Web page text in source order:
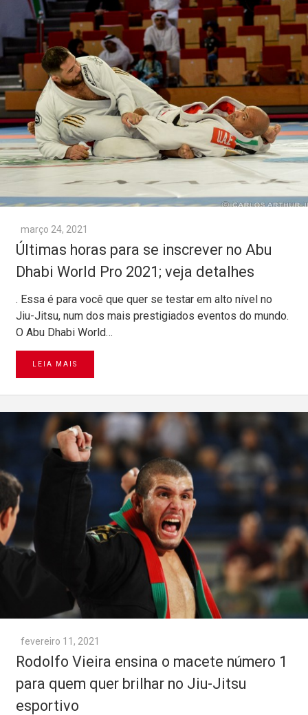
março 24, 2021
Últimas horas para se inscrever no Abu
Dhabi World Pro 2021; veja detalhes
. Essa é para você que quer se testar em alto nível no
Jiu-Jitsu, num dos mais prestigiados eventos do mundo.
O Abu Dhabi World…
LEIA MAIS
fevereiro 11, 2021
Rodolfo Vieira ensina o macete número 1
para quem quer brilhar no Jiu-Jitsu
esportivo